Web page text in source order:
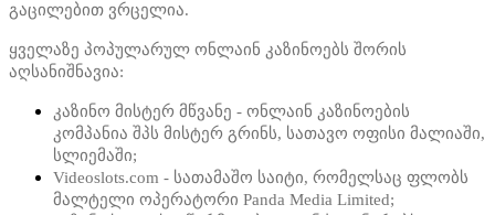
გაცილებით ვრცელია.
ყველაზე პოპულარულ ონლაინ კაზინოებს შორის
აღსანიშნავია:
კაზინო მისტერ მწვანე - ონლაინ კაზინოების
კომპანია შპს მისტერ გრინს, სათავო ოფისი მალიაში,
სლიემაში;
Videoslots.com - სათამაშო საიტი, რომელსაც ფლობს
მალტელი ოპერატორი Panda Media Limited;